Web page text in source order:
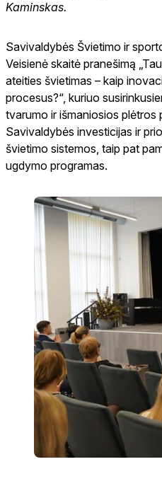
Kaminskas.
Savivaldybės Švietimo ir
Veisienė skaitė pranešimą
ateities švietimas – kaip
procesus?“, kuriuo
tvarumo ir išmaniosios plėtros
Savivaldybės investicijas ir
švietimo sistemos, taip pat
ugdymo programas.